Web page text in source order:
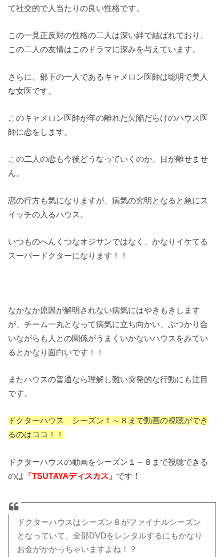
て社交的で人当たりの良い性格です。
この一見正反対の性格の二人は深い絆で結ばれており、
この二人の友情はこのドラマに深みを与えています。
さらに、部下の一人であるキャメロン医師は聡明で美人
な女医です。
このキャメロン医師が年の離れた欠陥だらけのハウス医
師に恋をします。
この二人の恋も今後どうなっていくのか、目が離せませ
ん。
恋の行方も気になりますが、病気の究明となると急にス
イッチの入るハウス。
いつものへんくつなオジサンではなく、かなりイケてる
スーパードクターになります！！
なかなか原因が解明されない病気にはやきもきします
が、チーム一丸となって病気に立ち向かい、ぶつかり合
いながらも人との関係がうまくいかないハウスをみてい
るとかなり面白いです！！
またハウスの普通なら理解し難い突発的な行動にも注目
です。
ドクターハウス シーズン１～８まで動画の視聴ができ
るのはココ！！
ドクターハウスの動画をシーズン１～８まで視聴できる
のは 「TSUTAYAディスカス」 です！
ドクターハウスはシーズン８がファイナルシーズン
となっていて、全部DVDをレンタルするにもかなり
お金がかかっちゃいますよね！？